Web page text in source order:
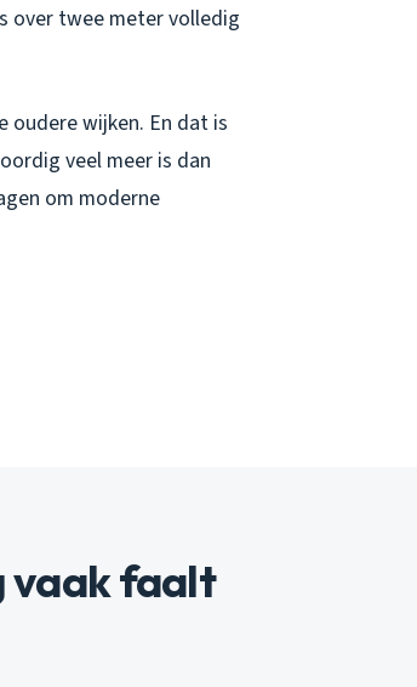
over twee meter volledig
wijken. En dat is
veel meer is dan
om moderne
vaak faalt